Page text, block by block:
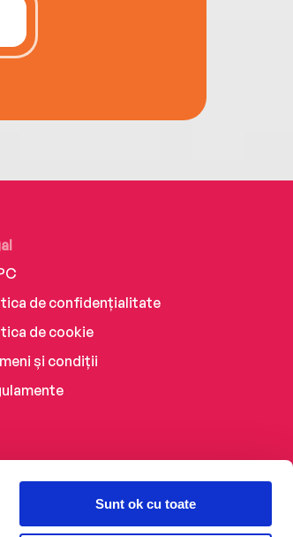
Sunt ok cu toate
de confidențialitate
de cookie
și condiții